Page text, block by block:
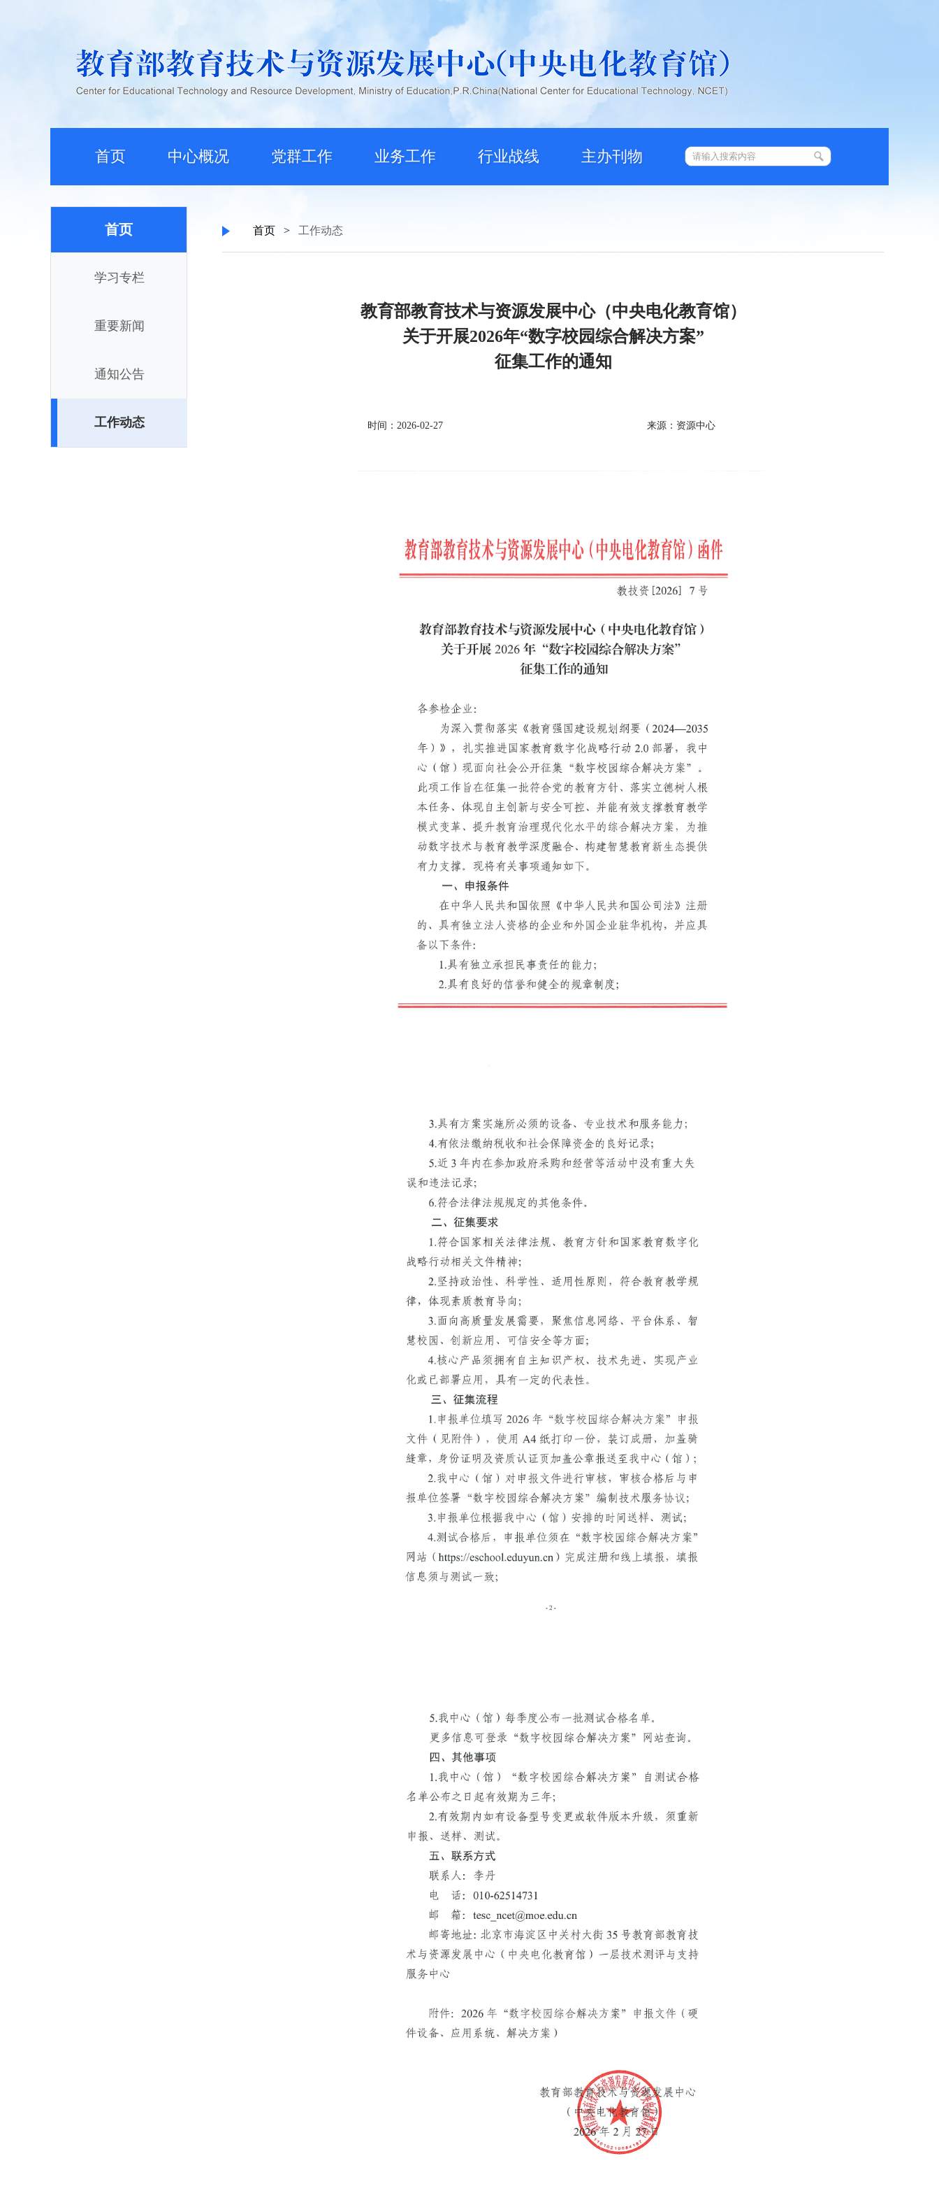
首页 中心概况 党群工作 业务工作 行业战线 主办刊物
首页
学习专栏
重要新闻
通知公告
工作动态
首页 > 工作动态
教育部教育技术与资源发展中心（中央电化教育馆）
关于开展2026年“数字校园综合解决方案”
征集工作的通知
时间：2026-02-27 来源：资源中心